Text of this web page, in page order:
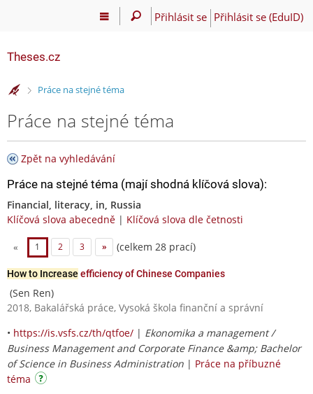
Přihlásit se Přihlásit se (EduID)
Theses.cz
>Práce na stejné téma
Práce na stejné téma
Zpět na vyhledávání
Práce na stejné téma (mají shodná klíčová slova):
Financial, literacy, in, Russia
Klíčová slova abecedně | Klíčová slova dle četnosti
« 1 2 3 » (celkem 28 prací)
How to Increase efficiency of Chinese Companies
(Sen Ren)
2018, Bakalářská práce, Vysoká škola finanční a správní
• https://is.vsfs.cz/th/qtfoe/ | Ekonomika a management /
Business Management and Corporate Finance &amp; Bachelor
of Science in Business Administration | Práce na příbuzné
téma